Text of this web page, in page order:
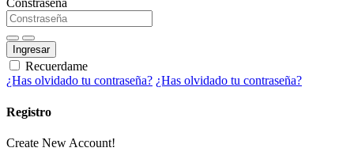
Constraseña
Ingresar
Recuerdame
¿Has olvidado tu contraseña? ¿Has olvidado tu contraseña?
Registro
Create New Account!